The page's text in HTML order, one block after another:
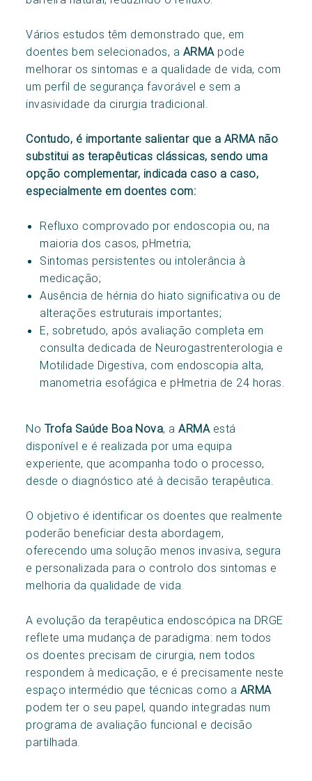
Vários estudos têm demonstrado que, em
doentes bem selecionados, a ARMA pode
melhorar os sintomas e a qualidade de vida, com
um perfil de segurança favorável e sem a
invasividade da cirurgia tradicional.
Contudo, é importante salientar que a ARMA não
substitui as terapêuticas clássicas, sendo uma
opção complementar, indicada caso a caso,
especialmente em doentes com:
Refluxo comprovado por endoscopia ou, na
maioria dos casos, pHmetria;
Sintomas persistentes ou intolerância à
medicação;
Ausência de hérnia do hiato significativa ou de
alterações estruturais importantes;
E, sobretudo, após avaliação completa em
consulta dedicada de Neurogastrenterologia e
Motilidade Digestiva, com endoscopia alta,
manometria esofágica e pHmetria de 24 horas.
No Trofa Saúde Boa Nova, aARMA está
disponível e é realizada por uma equipa
experiente, que acompanha todo o processo,
desde o diagnóstico até à decisão terapêutica.
O objetivo é identificar os doentes que realmente
poderão beneficiar desta abordagem,
oferecendo uma solução menos invasiva, segura
e personalizada para o controlo dos sintomas e
melhoria da qualidade de vida.
A evolução da terapêutica endoscópica na DRGE
reflete uma mudança de paradigma: nem todos
os doentes precisam de cirurgia, nem todos
respondem à medicação, e é precisamente neste
espaço intermédio que técnicas como a ARMA
podem ter o seu papel, quando integradas num
programa de avaliação funcional e decisão
partilhada.